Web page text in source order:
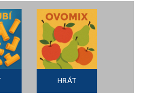
HRÁT